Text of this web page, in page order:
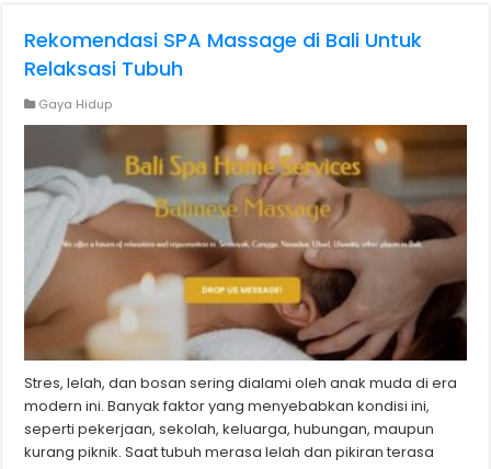
Rekomendasi SPA Massage di Bali Untuk
Relaksasi Tubuh
Gaya Hidup
Stres, lelah, dan bosan sering dialami oleh anak muda di era
modern ini. Banyak faktor yang menyebabkan kondisi ini,
seperti pekerjaan, sekolah, keluarga, hubungan, maupun
kurang piknik. Saat tubuh merasa lelah dan pikiran terasa